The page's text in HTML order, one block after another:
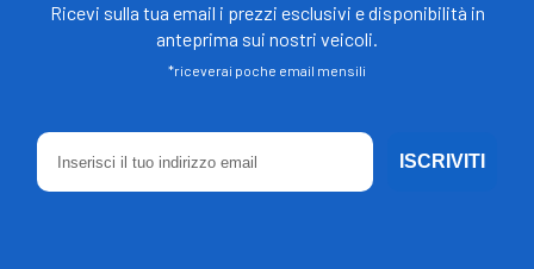
Ricevi sulla tua email i prezzi esclusivi e disponibilità in
anteprima sui nostri veicoli.
*riceverai poche email mensili
ISCRIVITI